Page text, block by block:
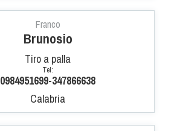
Franco
Brunosio
Tiro a palla
Tel:
0984951699-347866638
Calabria
Softair
Cinofilia Sportiva
Agility
DiscDog
Dog Balance